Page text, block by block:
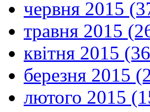
червня 2015
травня 2015
квітня 2015
березня 2015
лютого 2015